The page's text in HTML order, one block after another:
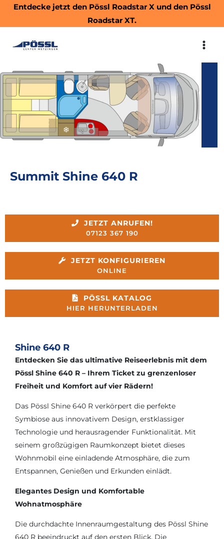
ZumEntdecke jetzt den Pössl Roadstar Xund den Pössl
Roadstar XT.
Summit Shine 640 R
JETZT ANRUFEN!
07123 367 190
JETZT KONFIGURIEREN
ONLINE
PÖSSL KATALOG
HIER HERUNTERLADEN
Shine 640 R
Entdecken Sie das ultimative Reiseerlebnis mit dem
Pössl Shine 640 R – Ihrem Ticket zu grenzenloser
Freiheit und Komfort auf vier Rädern!
Das Pössl Shine 640 R verkörpert die perfekte
Symbiose aus innovativem Design, erstklassiger
Technologie und herausragender Funktionalität. Mit
seinem großzügigen Raumkonzept bietet dieses
Wohnmobil eine einladende Atmosphäre, die zum
Entspannen, Genießen und Erkunden einlädt.
Elegantes Design und Komfortable
Wohnatmosphäre
Die durchdachte Innenraumgestaltung des Pössl Shine
640 R beeindruckt auf den ersten Blick. Die